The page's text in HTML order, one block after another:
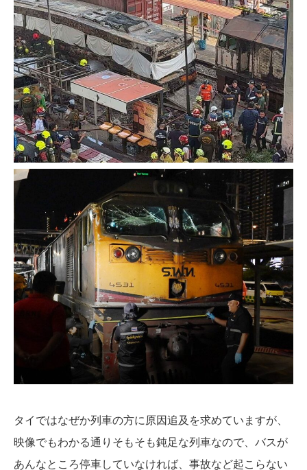
タイではなぜか列車の方に原因追及を求めていますが、
映像でもわかる通りそもそも鈍足な列車なので、バスが
あんなところ停車していなければ、事故など起こらない